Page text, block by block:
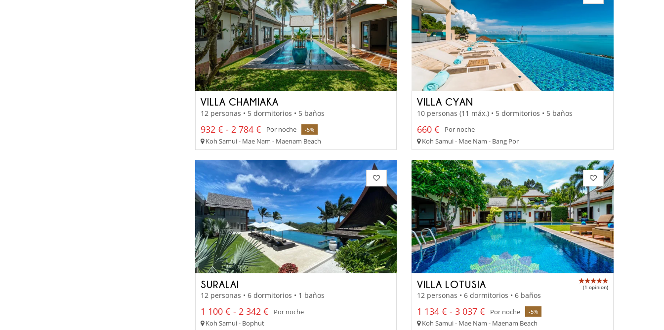
VILLA CHAMIAKA
12 personas • 5 dormitorios • 5 baños
932 € - 2 784 € Por noche -5%
Koh Samui - Mae Nam - Maenam Beach
VILLA CYAN
10 personas (11 máx.) • 5 dormitorios • 5 baños
660 €
Por noche
Koh Samui - Mae Nam - Bang Por
SURALAI
12 personas • 6 dormitorios • 1 baños
1 100 € - 2 342 €
Por noche
Koh Samui - Bophut
VILLA LOTUSIA (1 opinion)
12 personas • 6 dormitorios • 6 baños
1 134 € - 3 037 € Por noche -5%
Koh Samui - Mae Nam - Maenam Beach